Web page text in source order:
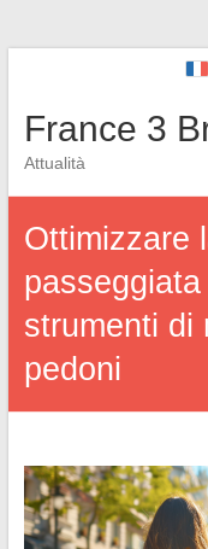
France 3
Attualità
Ottimizzare
strumenti di
pedoni